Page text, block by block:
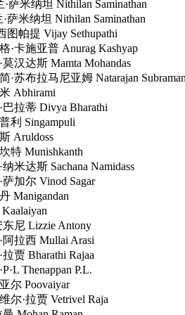
纳坦 Nithilan Saminathan
纳坦 Nithilan Saminathan
提 Vijay Sethupathi
普 Anurag Kashyap
Mamta Mohandas
马尼亚姆 Natarajan
Divya Bharathi
Sachana Namidass
Vinod Sagar
Antony
Mullai Arasi
Rajaa
P.L.
贾 Vetrivel Raja